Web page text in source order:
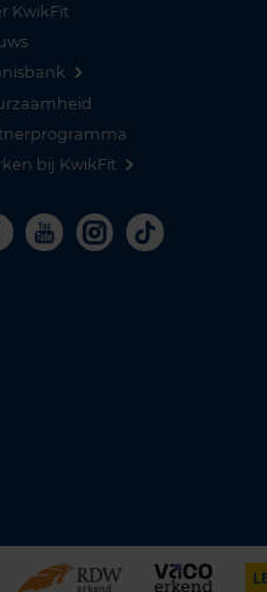
KwikFit
bij KwikFit
Facebook
YoutubeInstagram
Tiktok